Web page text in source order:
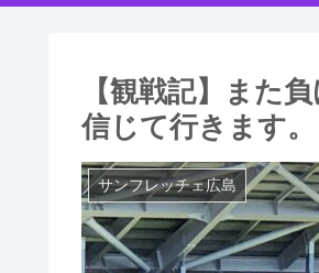
【観戦記】また
信じて行きます。
サンフレッチェ広島